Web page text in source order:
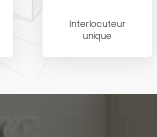
Interlocuteur
unique